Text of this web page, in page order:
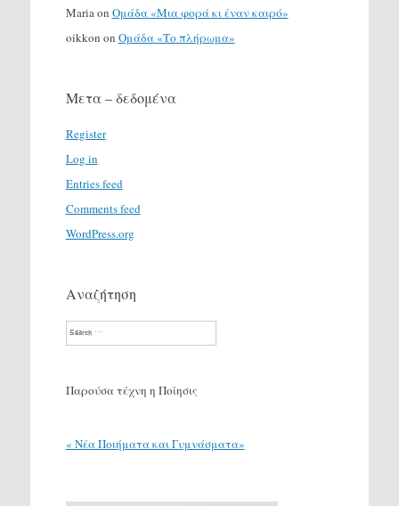
Mariaon Ομάδα «Μια φορά κι έναν καιρό»
oikkon on Ομάδα «Το πλήρωμα»
Μετα – δεδομένα
Register
Log in
Entries feed
Comments feed
WordPress.org
Αναζήτηση
Search
Παρούσα τέχνη η Ποίησις
« Νέα Ποιήματα και Γυμνάσματα»